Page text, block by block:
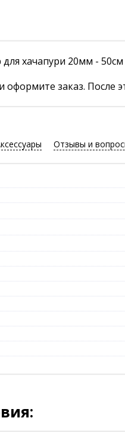
хачапури 20мм - 50см
заказ. После
Отзывы и